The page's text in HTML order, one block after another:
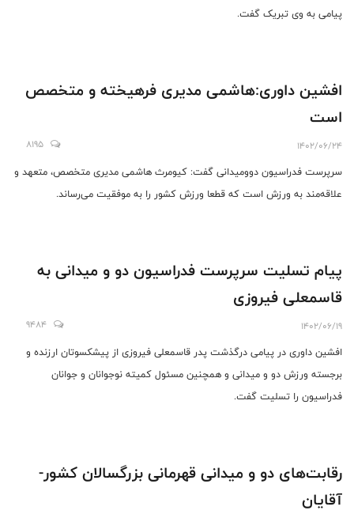
پیامی به وی تبریک گفت.
افشین داوری:هاشمی مدیری فرهیخته و متخصص
است
1402/06/24
8195
سرپرست فدراسیون دوومیدانی گفت: کیومرث هاشمی مدیری متخصص، متعهد و
علاقه‌مند به ورزش است که قطعا ورزش کشور را به موفقیت می‌رساند.
پیام تسلیت سرپرست فدراسیون دو و میدانی به
قاسمعلی فیروزی
1402/06/19
9484
افشین داوری در پیامی درگذشت پدر قاسمعلی فیروزی از پیشکسوتان ارزنده و
برجسته ورزش دو و میدانی و همچنین مسئول کمیته نوجوانان و جوانان
فدراسیون را تسلیت گفت.
رقابت‌های دو و میدانی قهرمانی بزرگسالان کشور-
آقایان